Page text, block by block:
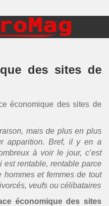
des sites de
économique des sites de
mais de plus en plus
apparition. Bref, il y en a
à voir le jour, c’est
est rentable, rentable parce
hommes et femmes de tout
veufs ou célibataires
économique des sites